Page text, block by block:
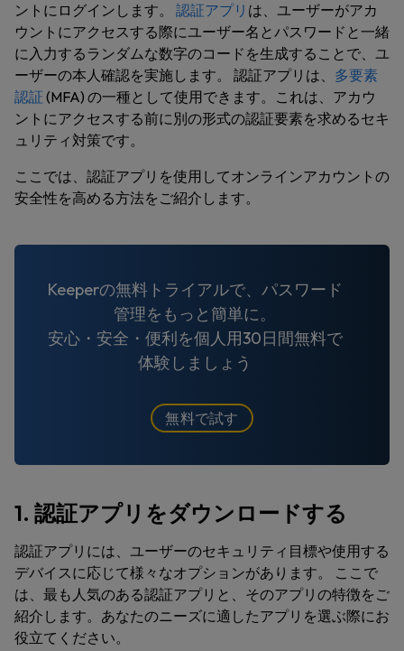
ントにログインします。
認証アプリ は、ユーザーがアカ
ウントにアクセスする際にユーザー名とパスワードと一緒
に入力するランダムな数字のコードを生成することで、ユ
ーザーの本人確認を実施します。 認証アプリは、 多要素
認証 (MFA) の一種として使用できます。これは、アカウ
ントにアクセスする前に別の形式の認証要素を求めるセキ
ュリティ対策です。
ここでは、認証アプリを使用してオンラインアカウントの
安全性を高める方法をご紹介します。
Keeperの無料トライアルで、パスワード
管理をもっと簡単に。
安心・安全・便利を個人用30日間無料で
体験しましょう
無料で試す
1. 認証アプリをダウンロードする
認証アプリには、ユーザーのセキュリティ目標や使用する
デバイスに応じて様々なオプションがあります。 ここで
は、最も人気のある認証アプリと、そのアプリの特徴をご
紹介します。あなたのニーズに適したアプリを選ぶ際にお
役立てください。